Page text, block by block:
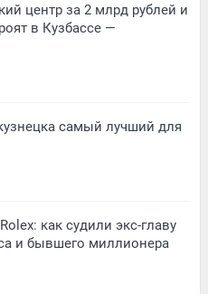
центр за 2 млрд рублей и
в Кузбассе —
самый лучший для
как судили экс-главу
и бывшего миллионера